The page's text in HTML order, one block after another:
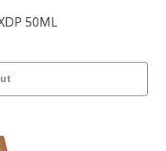
50ML